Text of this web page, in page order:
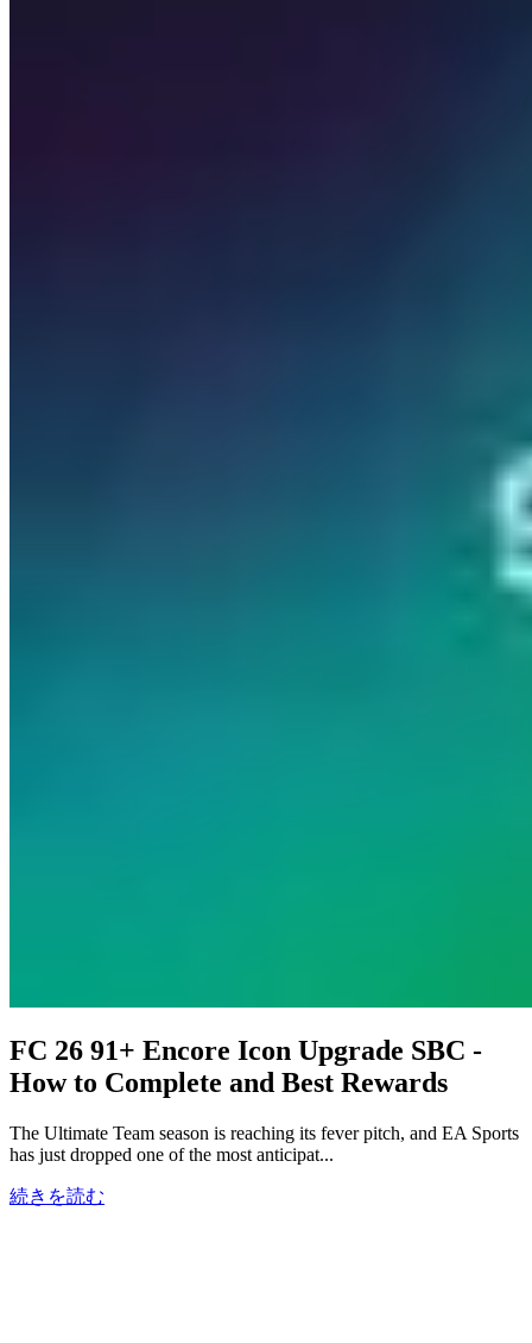
FC 26 91+ Encore Icon Upgrade SBC -
How to Complete and Best Rewards
The Ultimate Team season is reaching its fever pitch, and EA Sports
has just dropped one of the most anticipat...
続きを読む